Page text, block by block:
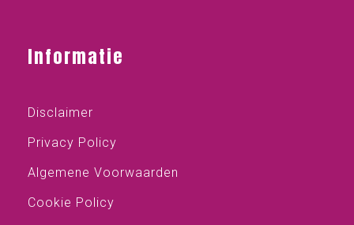
Informatie
Disclaimer
Privacy Policy
Algemene Voorwaarden
Cookie Policy